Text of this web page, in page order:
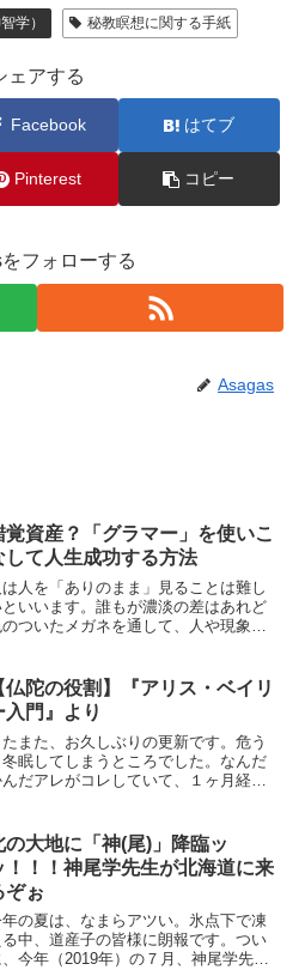
学） 秘教瞑想に関する手紙
ェアする
Facebook はてブ
Pinterest コピー
フォローする
Asagas
覚資産？「グラマー」を使いこ
して人生成功する方法
は人を「ありのまま」見ることは難し
といいます。誰もが濃淡の差はあれど
ついたメガネを通して、人や現象を
しょう。中には色眼鏡の上に老眼鏡を
ねて、さらにカラコンま...
仏陀の役割】『アリス・ベイリ
入門』より
たまた、お久しぶりの更新です。危う
冬眠してしまうところでした。なんだ
だアレがコレしていて、１ヶ月経っ
さて、今回も増補改訂版の『アリ
ベイリー入門』から、仏...
の大地に「神(尾)」降臨ッ
！！！神尾学先生が北海道に来
ぞぉ
の夏は、なまらアツい。氷点下で凍
る中、道産子の皆様に朗報です。つい
、今年（2019年）の７月、神尾学先生